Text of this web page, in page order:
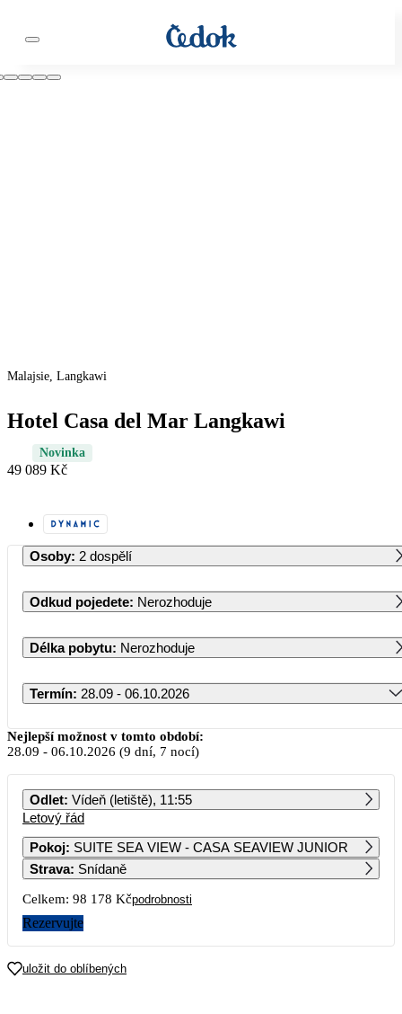
Malajsie, Langkawi
Hotel Casa del Mar Langkawi
Novinka
49 089 Kč
Osoby: 2 dospělí
Odkud pojedete: Nerozhoduje
Délka pobytu: Nerozhoduje
Termín: 28.09 - 06.10.2026
Září 2026
PO ÚT ST ČT PÁ SO NE
7
77 769
21
71 539
Nejlepší možnost v tomto období:
28.09 - 06.10.2026 (9 dní, 7 nocí)
Odlet: Vídeň (letiště), 11:55
Letový řád
Pokoj: SUITE SEA VIEW - CASA SEAVIEW JUNIOR
Strava: Snídaně
Celkem: 98 178 Kčpodrobnosti
Rezervujte
uložit do oblíbených